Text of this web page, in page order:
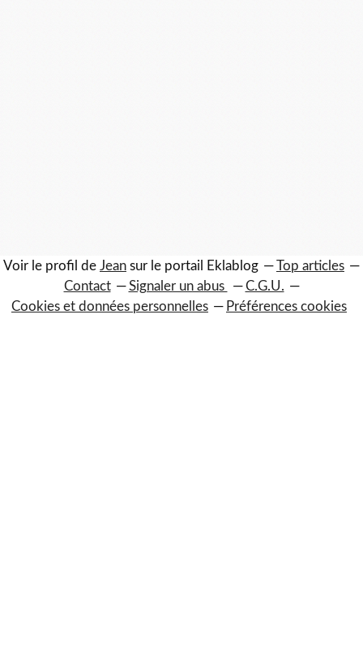
Voir le profil de Jean sur le portail Eklablog
Top articles
Contact
Signaler un abus
C.G.U.
Cookies et données personnelles
Préférences cookies